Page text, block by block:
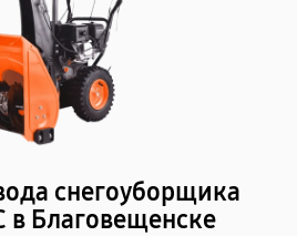
снегоуборщика
в Благовещенске